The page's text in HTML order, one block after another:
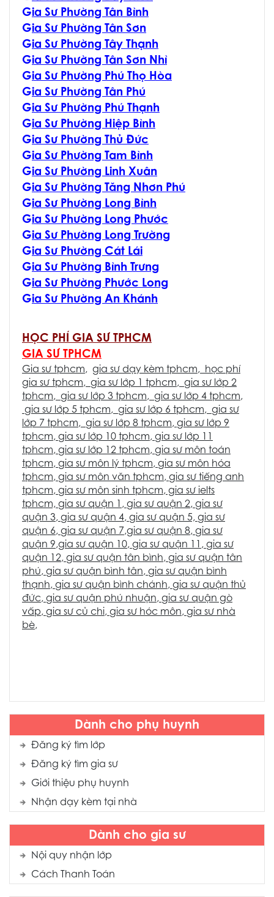
Dành cho phụ huynh
Đăng ký tìm lớp
Đăng ký tìm gia sư
Giới thiệu phụ huynh
Nhận dạy kèm tại nhà
Dành cho gia sư
Nội quy nhận lớp
Cách Thanh Toán
Gia Sư Phường Tân Bình
Gia Sư Phường Tân Sơn
Gia Sư Phường Tây Thạnh
Gia Sư Phường Tân Sơn Nhì
Gia Sư Phường Phú Thọ Hòa
Gia Sư Phường Tân Phú
Gia Sư Phường Phú Thạnh
Gia Sư Phường Hiệp Bình
Gia Sư Phường Thủ Đức
Gia Sư Phường Tam Bình
Gia Sư Phường Linh Xuân
Gia Sư Phường Tăng Nhơn Phú
Gia Sư Phường Long Bình
Gia Sư Phường Long Phước
Gia Sư Phường Long Trường
Gia Sư Phường Cát Lái
Gia Sư Phường Bình Trưng
Gia Sư Phường Phước Long
Gia Sư Phường An Khánh
HỌC PHÍ GIA SƯ TPHCM
GIA SƯ TPHCM
Gia sư tphcm, gia sư dạy kèm tphcm,
học phí
gia sư tphcm, gia sư lớp 1 tphcm, gia sư lớp 2
tphcm, gia sư lớp 3 tphcm, gia sư lớp 4 tphcm,
gia sư lớp 5 tphcm, gia sư lớp 6 tphcm, gia sư
lớp 7 tphcm, gia sư lớp 8 tphcm, gia sư lớp 9
tphcm, gia sư lớp 10 tphcm, gia sư lớp 11
tphcm, gia sư lớp 12 tphcm, gia sư môn toán
tphcm, gia sư môn lý tphcm, gia sư môn hóa
tphcm, gia sư môn văn tphcm, gia sư tiếng anh
tphcm, gia sư môn sinh tphcm, gia sư ielts
tphcm, gia sư quận 1 , gia sư quận 2, gia sư
quận 3, gia sư quận 4, gia sư quận 5, gia sư
quận 6, gia sư quận 7,gia sư quận 8, gia sư
quận 9,gia sư quận 10, gia sư quận 11 , gia sư
quận 12, gia sư quận tân bình, gia sư quận tân
phú, gia sư quận bình tân, gia sư quận bình
thạnh, gia sư quận bình chánh, gia sư quận thủ
đức, gia sư quận phú nhuận, gia sư quận gò
vấp, gia sư củ chi, gia sư hóc môn, gia sư nhà
bè,